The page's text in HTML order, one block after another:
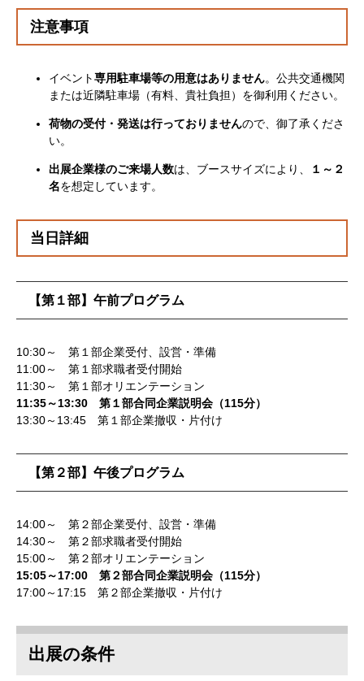
注意事項
イベント専用駐車場等の用意はありません。公共交通機関
または近隣駐車場（有料、貴社負担）を御利用ください。
荷物の受付・発送は行っておりませんので、御了承くださ
い。
出展企業様のご来場人数は、ブースサイズにより、
１～２
名を想定しています。
当日詳細
【第１部】午前プログラム
10:30～ 第１部企業受付、設営・準備
11:00～ 第１部求職者受付開始
11:30～ 第１部オリエンテーション
11:35～13:30 第１部合同企業説明会（115分）
13:30～13:45 第１部企業撤収・片付け
【第２部】午後プログラム
14:00～ 第２部企業受付、設営・準備
14:30～ 第２部求職者受付開始
15:00～ 第２部オリエンテーション
15:05～17:00 第２部合同企業説明会（115分）
17:00～17:15 第２部企業撤収・片付け
出展の条件